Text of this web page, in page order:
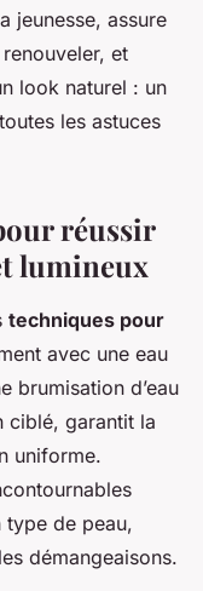
jeunesse, assure
et
look naturel : un
les astuces
réussir
lumineux
techniques pour
avec une eau
brumisation d’eau
ciblé, garantit la
uniforme.
type de peau,
démangeaisons.